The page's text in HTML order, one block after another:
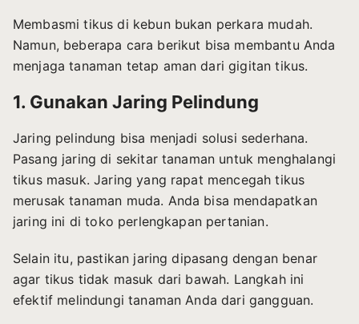
Membasmi tikus di kebun bukan perkara mudah.
Namun, beberapa cara berikut bisa membantu Anda
menjaga tanaman tetap aman dari gigitan tikus.
1. Gunakan Jaring Pelindung
Jaring pelindung bisa menjadi solusi sederhana.
Pasang jaring di sekitar tanaman untuk menghalangi
tikus masuk. Jaring yang rapat mencegah tikus
merusak tanaman muda. Anda bisa mendapatkan
jaring ini di toko perlengkapan pertanian.
Selain itu, pastikan jaring dipasang dengan benar
agar tikus tidak masuk dari bawah. Langkah ini
efektif melindungi tanaman Anda dari gangguan.